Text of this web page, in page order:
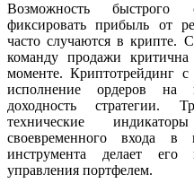
Возможность быстрого
фиксировать прибыль от
часто случаются в крипте.
команду продажи
моменте. Криптотрейдинг
исполнение ордеров на
доходность стратегии.
технические
своевременного входа в
инструмента делает его
управления портфелем.